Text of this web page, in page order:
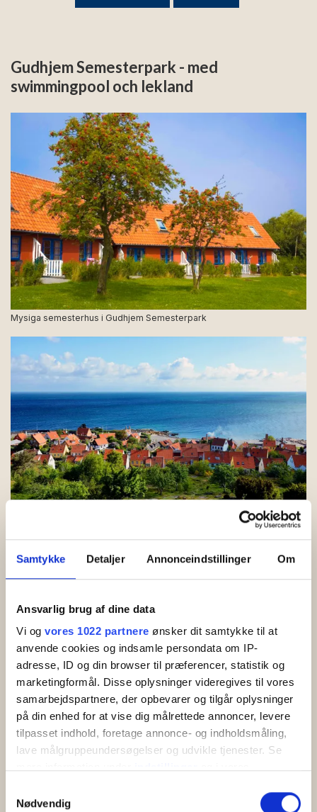
Samtykke Detaljer Annonceindstillinger Om
Ansvarlig brug af dine data
Vi og vores 1022 partnere ønsker dit samtykke til at
anvende cookies og indsamle persondata om IP-
adresse, ID og din browser til præferencer, statistik og
marketingformål. Disse oplysninger videregives til vores
samarbejdspartnere, der opbevarer og tilgår oplysninger
på din enhed for at vise dig målrettede annoncer, levere
tilpasset indhold, foretage annonce- og indholdsmåling,
lave målgruppeundersøgelser og udvikle tjenester. Se
tilbage eller ændre indstillinger fra vores
Nødvendig
Gudhjem Semesterpark - med
swimmingpool och lekland
Mysiga semesterhus i Gudhjem Semesterpark
Se fram emot att utforska bergsstaden Gudhjem
Gudhjem Semesterpark består av trivsamma semesterhus med
ett mycket attraktivt läge nära centrum i Gudhjem, klipporna,
stranden och havet. Alla semesterhus är individuellt inredda,
och bilderna på denna sida visar en genomsnittlig standard.
Semesterhus med havsutsikt är placerade så att utsikten kan
avnjutas från terrasserna.